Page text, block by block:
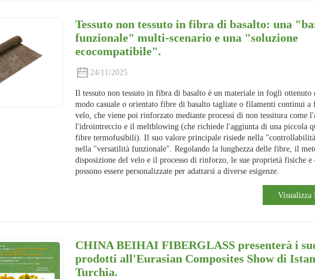
Tessuto non tessuto in fibra di basalto: una
funzionale" multi-scenario e una "soluzione
ecocompatibile".
24/11/2025
Il tessuto non tessuto in fibra di basalto è un materiale in fogli ottenuto
modo casuale o orientato fibre di basalto tagliate o filamenti continui a
velo, che viene poi rinforzato mediante processi di non tessitura come
l'idrointreccio e il meltblowing (che richiede l'aggiunta di una piccola
fibre termofusibili). Il suo valore principale risiede nella
nella "versatilità funzionale". Regolando la lunghezza delle fibre, il
disposizione del velo e il processo di rinforzo, le sue proprietà fisiche e
possono essere personalizzate per adattarsi a diverse esigenze.
Visualizza
CHINA BEIHAI FIBERGLASS presenterà i
prodotti all'Eurasian Composites Show di
Turchia.